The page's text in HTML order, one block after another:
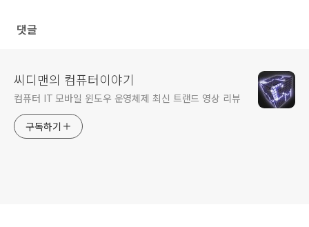
댓글
씨디맨의 컴퓨터이야기
컴퓨터 IT 모바일 윈도우 운영체제 최신 트랜드 영상 리뷰
구독하기